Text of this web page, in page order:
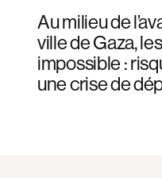
Au milieu de
ville de Gaza,
impossible :
une crise de